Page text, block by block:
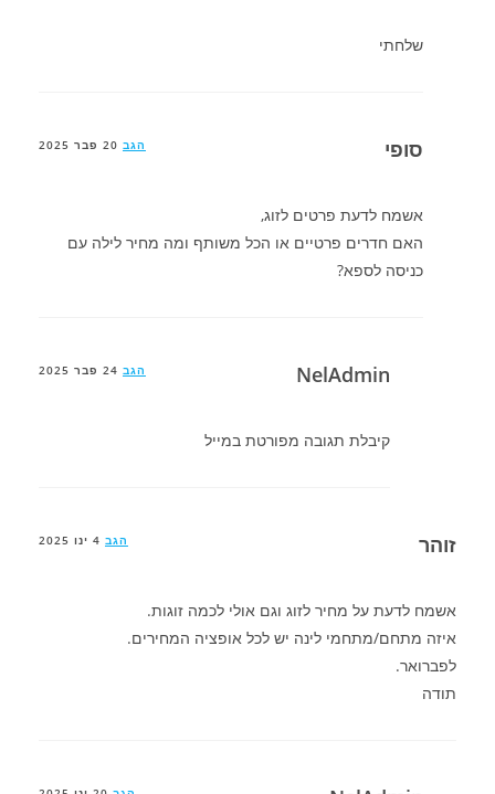
שלחתי
סופי הגב 20 פבר 2025
אשמח לדעת פרטים לזוג,
האם חדרים פרטיים או הכל משותף ומה מחיר לילה עם
כניסה לספא?
NelAdmin הגב 24 פבר 2025
קיבלת תגובה מפורטת במייל
זוהר הגב 4 ינו 2025
אשמח לדעת על מחיר לזוג וגם אולי לכמה זוגות.
איזה מתחם/מתחמי לינה יש לכל אופציה המחירים.
לפברואר.
תודה